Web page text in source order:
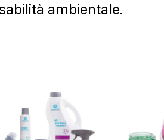
ambientale.